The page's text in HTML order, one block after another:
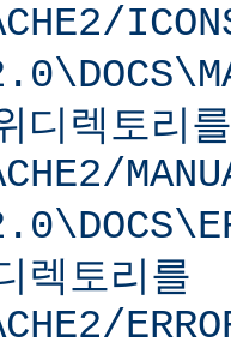
디렉토리를
렉토리를